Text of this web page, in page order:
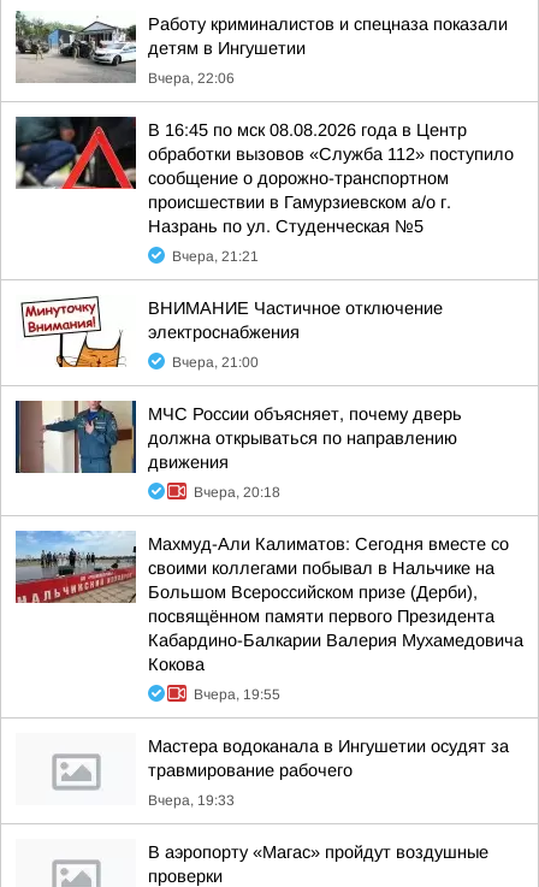
Работу криминалистов и спецназа показали
детям в Ингушетии
Вчера, 22:06
В 16:45 по мск 08.08.2026 года в Центр
обработки вызовов «Служба 112» поступило
сообщение о дорожно-транспортном
происшествии в Гамурзиевском а/о г.
Назрань по ул. Студенческая №5
Вчера, 21:21
ВНИМАНИЕ Частичное отключение
электроснабжения
Вчера, 21:00
МЧС России объясняет, почему дверь
должна открываться по направлению
движения
Вчера, 20:18
Махмуд-Али Калиматов: Сегодня вместе со
своими коллегами побывал в Нальчике на
Большом Всероссийском призе (Дерби),
посвящённом памяти первого Президента
Кабардино-Балкарии Валерия Мухамедовича
Кокова
Вчера, 19:55
Мастера водоканала в Ингушетии осудят за
травмирование рабочего
Вчера, 19:33
В аэропорту «Магас» пройдут воздушные
проверки